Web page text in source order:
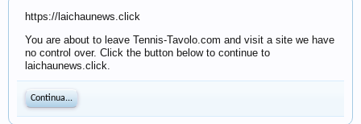
https://laichaunews.click
You are about to leave Tennis-Tavolo.com and visit a site we have
no control over. Click the button below to continue to
laichaunews.click.
Continua...